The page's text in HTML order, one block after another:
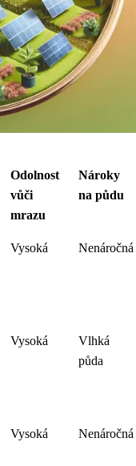
Odolnost
vůči
mrazu
Nároky
na půdu
Vysoká Nenáročná
Vysoká
Vlhká
půda
Vysoká Nenáročná